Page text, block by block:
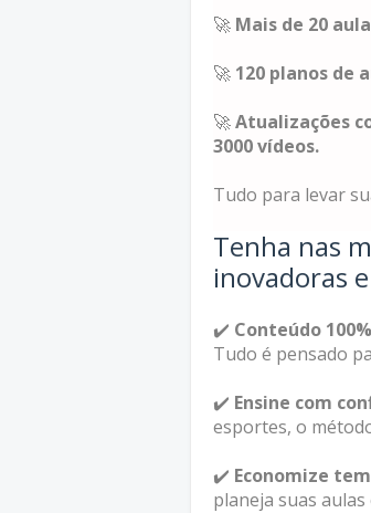
🚀 Mais de 20
🚀 120 planos de
🚀Atualizações
3000 vídeos.
Tudo para levar
Tenha nas
inovadoras
✔️ Conteúdo
Tudo é pensado
✔️ Ensine com
esportes, o
✔️ Economize
planeja suas